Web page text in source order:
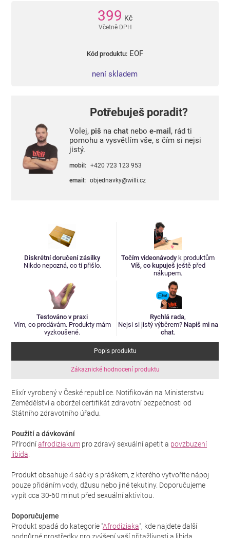
399 Kč
Včetně DPH
Kód produktu: EOF
není skladem
Potřebuješ poradit?
Volej, piš na chatnebo e-mail , rád ti
pomohu a vysvětlím vše, s čím si nejsi
jistý.
mobil: +420 723 123 953
email: objednavky@willi.cz
Diskrétní doručení zásilky
Nikdo nepozná, co ti přišlo.
Točím videonávody k produktům
Víš, co kupuješ ještě před
nákupem.
Testováno v praxi
Vím, co prodávám. Produkty mám
vyzkoušené.
Rychlá rada,
Nejsi si jistý výběrem? Napiš mi na
chat.
Popis produktu
Zákaznické hodnocení produktu
Elixír vyrobený v České republice. Notifikován na Ministerstvu
Zemědělství a obdržel certifikát zdravotní bezpečnosti od
Státního zdravotního úřadu.
Použití a dávkování
Přírodníafrodiziakum pro zdravý sexuální apetit a povzbuzení
libida.
Produkt obsahuje 4 sáčky s práškem, z kterého vytvoříte nápoj
pouze přidáním vody, džusu nebo jiné tekutiny. Doporučujeme
vypít cca 30-60 minut před sexuální aktivitou.
Doporučujeme
Produkt spadá do kategorie "Afrodiziaka", kde najdete další